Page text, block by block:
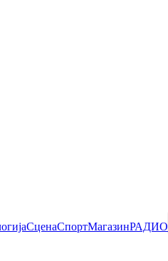
СценаСпортМагазинРАДИО